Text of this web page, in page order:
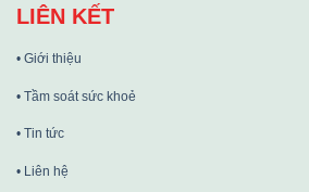
LIÊN KẾT
• Giới thiệu
• Tầm soát sức khoẻ
• Tin tức
• Liên hệ